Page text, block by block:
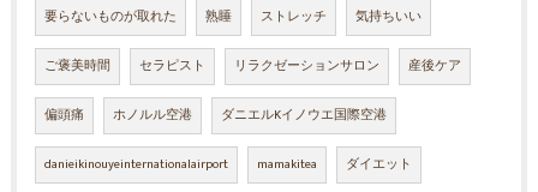
要らないものが取れた 熟睡 ストレッチ 気持ちいい
ご褒美時間 セラピスト リラクゼーションサロン 産後ケア
偏頭痛 ホノルル空港 ダニエルKイノウエ国際空港
danieikinouyeinternationalairport mamakitea ダイエット